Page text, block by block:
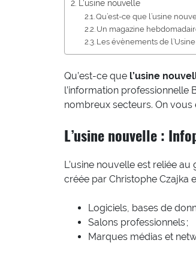
L’usine nouvelle
Qu’est-ce que l’usine
Un magazine
Les évènements de
Qu’est-ce que l’usine
l’information professionnelle
nombreux secteurs. On vous
L’usine nouvelle :
L’usine nouvelle est reliée
créée par Christophe Czajka
Logiciels, bases de
Salons professionnels ;
Marques médias et